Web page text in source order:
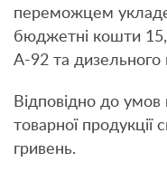
переможцем
бюджетні кошти
А-92 та дизельного
Відповідно до умов
товарної продукції
гривень.